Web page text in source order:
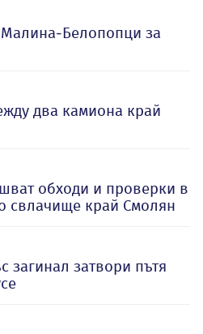
Малина-Белопопци за
два камиона край
обходи и проверки в
свлачище край Смолян
загинал затвори пътя